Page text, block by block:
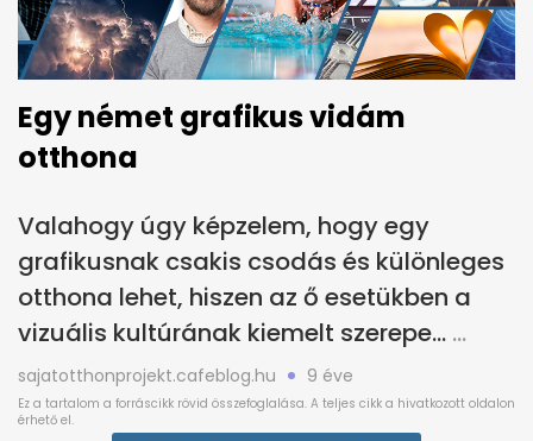
Egy német grafikus vidám
otthona
Valahogy úgy képzelem, hogy egy
grafikusnak csakis csodás és különleges
otthona lehet, hiszen az ő esetükben a
vizuális kultúrának kiemelt szerepe...
sajatotthonprojekt.cafeblog.hu 9 éve